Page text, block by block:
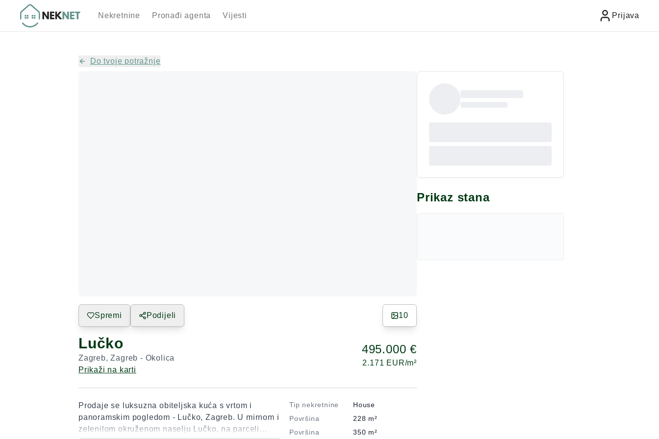
Nekretnine Pronađi agenta Vijesti Prijava
Do tvoje potražnje
Spremi Podijeli 10
Lučko
Zagreb,Zagreb - Okolica
Prikaži na karti
495.000 €
2.171 EUR/m²
Prodaje se luksuzna obiteljska kuća s vrtom i
panoramskim pogledom - Lučko, Zagreb. U mirnom i
zelenilom okruženom naselju Lučko, na parceli
Tip nekretnine
House
Površina
228 m²
Površina
350 m²
Prikaz stana